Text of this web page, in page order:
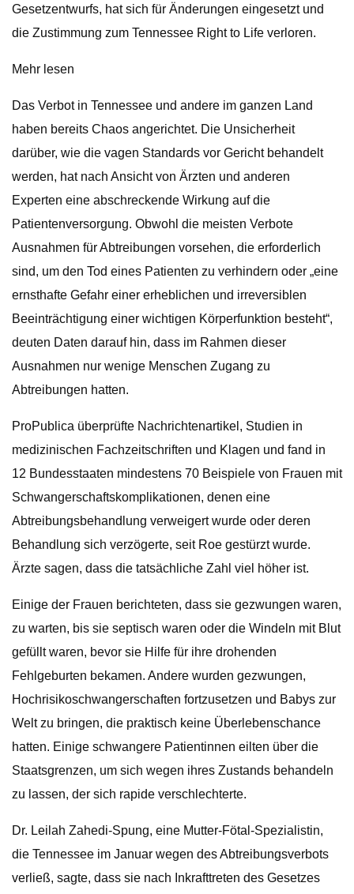
Gesetzentwurfs, hat sich für Änderungen eingesetzt und
die Zustimmung zum Tennessee Right to Life verloren.
Mehr lesen
Das Verbot in Tennessee und andere im ganzen Land
haben bereits Chaos angerichtet. Die Unsicherheit
darüber, wie die vagen Standards vor Gericht behandelt
werden, hat nach Ansicht von Ärzten und anderen
Experten eine abschreckende Wirkung auf die
Patientenversorgung. Obwohl die meisten Verbote
Ausnahmen für Abtreibungen vorsehen, die erforderlich
sind, um den Tod eines Patienten zu verhindern oder „eine
ernsthafte Gefahr einer erheblichen und irreversiblen
Beeinträchtigung einer wichtigen Körperfunktion besteht“,
deuten Daten darauf hin, dass im Rahmen dieser
Ausnahmen nur wenige Menschen Zugang zu
Abtreibungen hatten.
ProPublica überprüfte Nachrichtenartikel, Studien in
medizinischen Fachzeitschriften und Klagen und fand in
12 Bundesstaaten mindestens 70 Beispiele von Frauen mit
Schwangerschaftskomplikationen, denen eine
Abtreibungsbehandlung verweigert wurde oder deren
Behandlung sich verzögerte, seit Roe gestürzt wurde.
Ärzte sagen, dass die tatsächliche Zahl viel höher ist.
Einige der Frauen berichteten, dass sie gezwungen waren,
zu warten, bis sie septisch waren oder die Windeln mit Blut
gefüllt waren, bevor sie Hilfe für ihre drohenden
Fehlgeburten bekamen. Andere wurden gezwungen,
Hochrisikoschwangerschaften fortzusetzen und Babys zur
Welt zu bringen, die praktisch keine Überlebenschance
hatten. Einige schwangere Patientinnen eilten über die
Staatsgrenzen, um sich wegen ihres Zustands behandeln
zu lassen, der sich rapide verschlechterte.
Dr. Leilah Zahedi-Spung, eine Mutter-Fötal-Spezialistin,
die Tennessee im Januar wegen des Abtreibungsverbots
verließ, sagte, dass sie nach Inkrafttreten des Gesetzes